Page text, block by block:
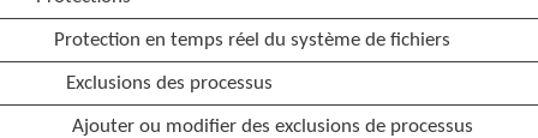
Protection en temps réel du système de fichiers
Exclusions des processus
Ajouter ou modifier des exclusions de processus